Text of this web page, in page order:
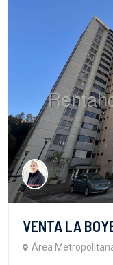
VENTA LA
Área